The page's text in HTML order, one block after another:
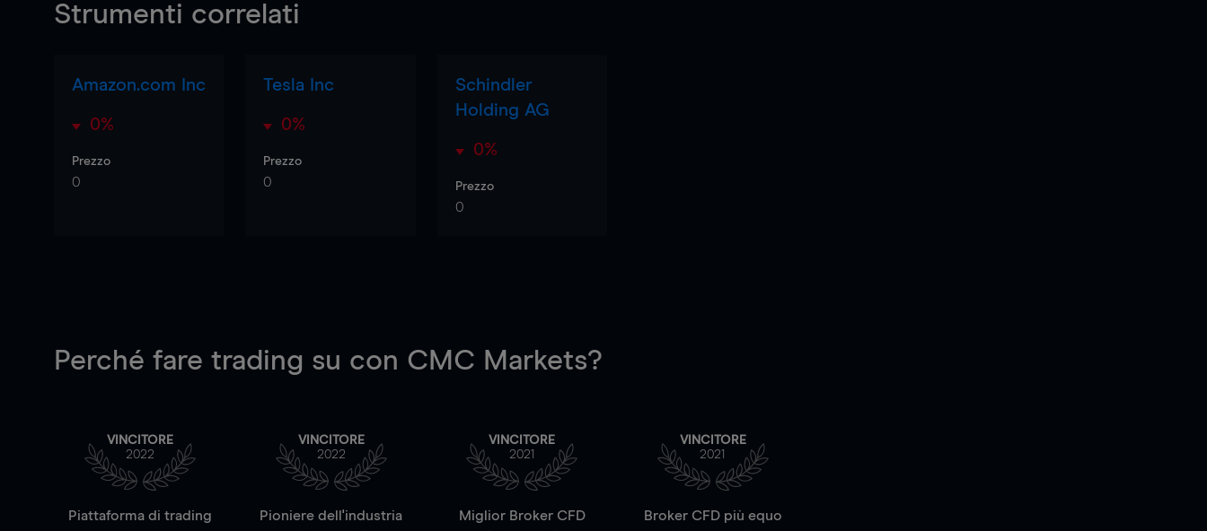
Strumenti correlati
Amazon.com Inc
0%
Prezzo
0
Tesla Inc
0%
Prezzo
0
Schindler
Holding AG
0%
Prezzo
0
Perché fare trading su con CMC Markets?
VINCITORE
2022
Piattaforma di trading
VINCITORE
2022
Pioniere dell'industria
VINCITORE
2021
Miglior Broker CFD
VINCITORE
2021
Broker CFD più equo